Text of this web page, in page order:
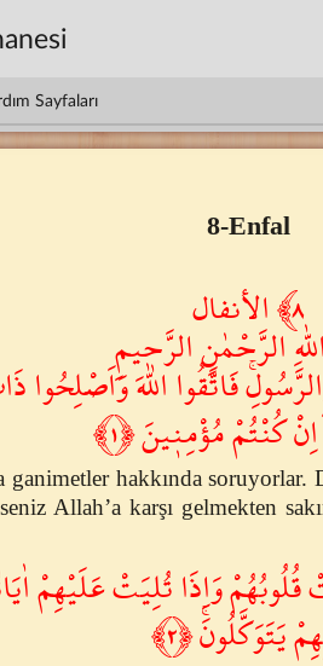
Sayfaları
8-Enfal
٨﴾ الأنفال
الرَّحْمٰنِ الرَّح۪يمِ
فَاتَّقُوا اللّٰهَ وَاَصْلِحُوا
كُنْتُمْ مُؤْمِن۪ينَ ﴿١﴾
hakkında soruyorlar.
Allah’a karşı gelmekten
وَاِذَا تُلِيَتْ عَلَيْهِمْ
يَتَوَكَّلُونَۚ ﴿٢﴾